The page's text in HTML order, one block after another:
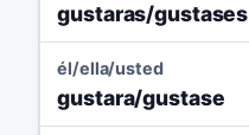
gustaras/gustases
él/ella/usted
gustara/gustase